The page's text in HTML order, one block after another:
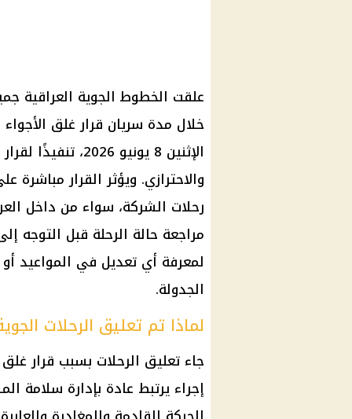
علقت الخطوط الجوية العراقية
خلال مدة سريان قرار غلق
الإثنين 8 يونيو
والاحترازي. ويؤثر القرار
رحلات الشركة، سواء من داخل
مراجعة حالة الرحلة قبل التوجه
لمعرفة أي تعديل في المواعيد
الجدولة.
لماذا تم تعليق الرحلات
جاء تعليق الرحلات بسبب قرار
إجراء يرتبط عادة بإدارة